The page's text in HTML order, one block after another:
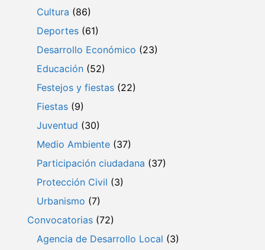
Cultura (86)
Deportes (61)
Desarrollo Económico (23)
Educación (52)
Festejos y fiestas (22)
Fiestas (9)
Juventud (30)
Medio Ambiente (37)
Participación ciudadana (37)
Protección Civil (3)
Urbanismo (7)
Convocatorias (72)
Agencia de Desarrollo Local (3)